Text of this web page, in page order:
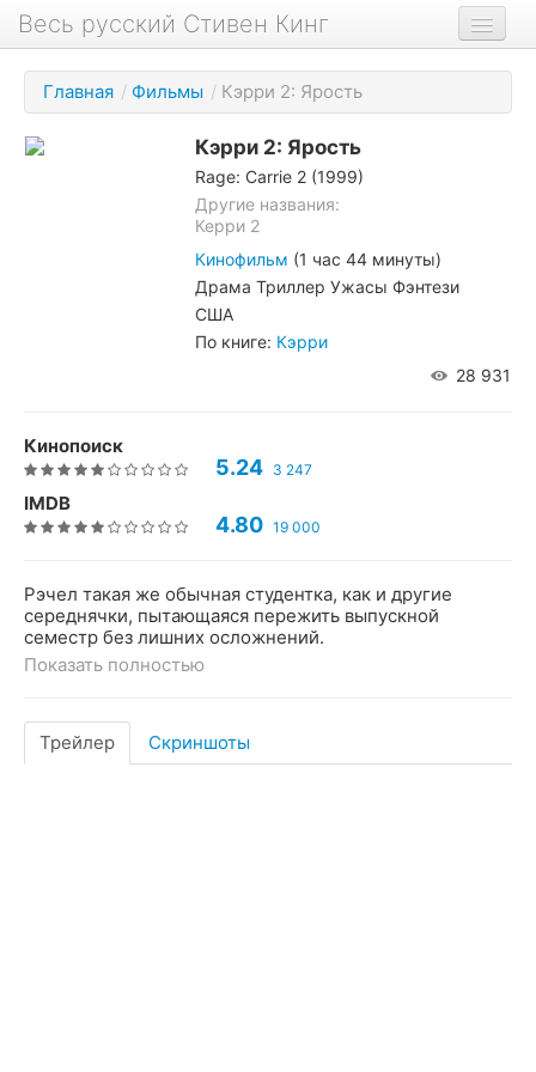
Весь русский Стивен Кинг
Книги
Фильмы
Аудиокниги
Главная / Фильмы / Кэрри 2: Ярость
Кэрри 2: Ярость
Rage: Carrie 2 (1999)
Другие названия:
Керри 2
Кинофильм (1 час 44 минуты)
Драма Триллер Ужасы Фэнтези
США
По книге: Кэрри
28 931
Кинопоиск
5.24 3 247
IMDB
4.80 19 000
Рэчел такая же обычная студентка, как и другие
середнячки, пытающаяся пережить выпускной
семестр без лишних осложнений.
Показать полностью
Трейлер Скриншоты